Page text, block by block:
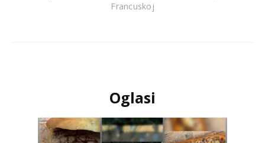
Francuskoj
Oglasi